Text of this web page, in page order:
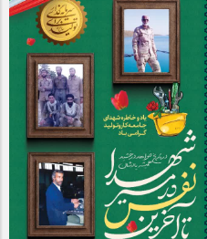
خرمشهر در شرکت پارس خودرو
خرمشهر در نمازخانه فاطمیه
مسابقات گل کوچک جهان شرکت